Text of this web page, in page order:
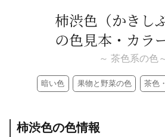
柿渋色 （かきし
の色見本・カラ
～ 茶色系の色
暗い色 果物と野菜の色 茶色
柿渋色の色情報